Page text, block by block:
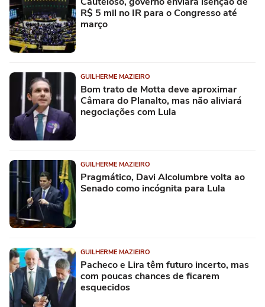
R$ 5 mil no IR para o Congresso até
março
GUILHERME MAZIEIRO
Bom trato de Motta deve aproximar
Câmara do Planalto, mas não aliviará
negociações com Lula
GUILHERME MAZIEIRO
Pragmático, Davi Alcolumbre volta ao
Senado como incógnita para Lula
GUILHERME MAZIEIRO
Pacheco e Lira têm futuro incerto, mas
com poucas chances de ficarem
esquecidos